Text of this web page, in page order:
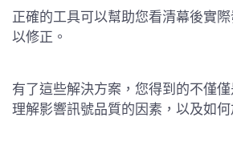
正確的工具可以幫助您看清幕後實
以修正。
有了這些解決方案，您得到的不僅
理解影響訊號品質的因素，以及如何